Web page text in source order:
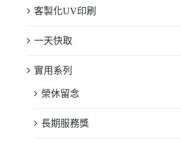
客製化UV印刷
一天快取
實用系列
榮休留念
長期服務獎